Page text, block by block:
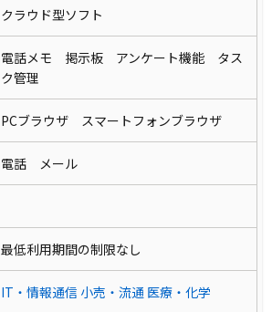
クラウド型ソフト
電話メモ 掲示板 アンケート機能 タス
ク管理
PCブラウザ スマートフォンブラウザ
電話 メール
最低利用期間の制限なし
IT・情報通信 小売・流通 医療・化学